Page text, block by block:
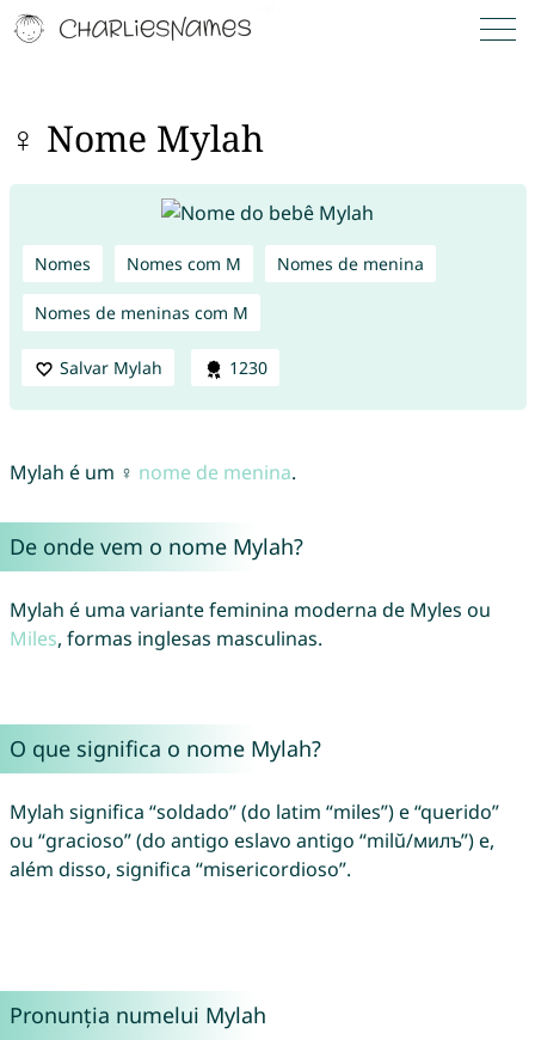
♀ Nome Mylah
Nomes Nomes com M Nomes de menina
Nomes de meninas com M
Salvar Mylah 1230
Mylah é um ♀ nome de menina.
De onde vem o nome Mylah?
Mylah é uma variante feminina moderna de Myles ou
Miles, formas inglesas masculinas.
O que significa o nome Mylah?
Mylah significa “soldado” (do latim “miles”) e “querido”
ou “gracioso” (do antigo eslavo antigo “milŭ/милъ”) e,
além disso, significa “misericordioso”.
Pronunția numelui Mylah